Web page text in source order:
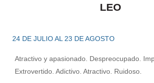
LEO
24 DE JULIO AL 23 DE AGOSTO
Atractivo y apasionado. Despreocupado.
Extrovertido. Adictivo. Atractivo. Ruidoso.